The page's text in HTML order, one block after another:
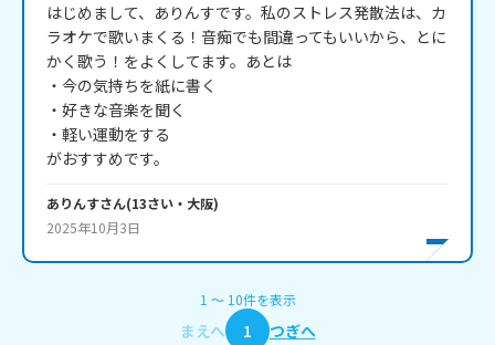
はじめまして、ありんすです。私のストレス発散法は、カ
ラオケで歌いまくる！音痴でも間違ってもいいから、とに
かく歌う！をよくしてます。あとは
・今の気持ちを紙に書く
・好きな音楽を聞く
・軽い運動をする
がおすすめです。
ありんすさん(13さい・ 大阪)
2025年10月3日
1 〜 10件を表示
まえへ 1 つぎへ